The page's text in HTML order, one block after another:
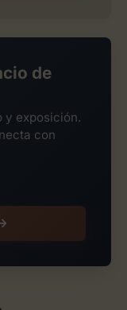
de
y exposición.
con